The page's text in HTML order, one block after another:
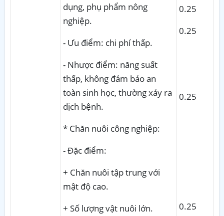
dụng, phụ phẩm nông
nghiệp.
- Ưu điểm: chi phí thấp.
- Nhược điểm: năng suất
thấp, không đảm bảo an
toàn sinh học, thường xảy ra
dịch bệnh.
* Chăn nuôi công nghiệp:
- Đặc điểm:
+ Chăn nuôi tập trung với
mật độ cao.
+ Số lượng vật nuôi lớn.
0.25
0.25
0.25
0.25